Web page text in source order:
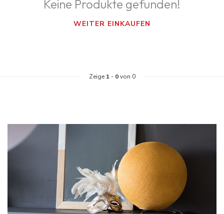
Keine Produkte gefunden!
WEITER EINKAUFEN
Zeige 1 - 0von 0